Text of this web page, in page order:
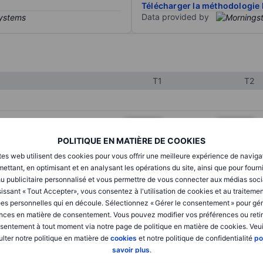
POLITIQUE EN MATIÈRE DE COOKIES
web utilisent des cookies pour vous offrir une meilleure expérience de
en optimisant et en analysant les opérations du site, ainsi que pour
publicitaire personnalisé et vous permettre de vous connecter aux médias
« Tout Accepter», vous consentez à l'utilisation de cookies et au
personnelles qui en découle. Sélectionnez « Gérer le consentement » pour
en matière de consentement. Vous pouvez modifier vos préférences ou
à tout moment via notre page de politique en matière de cookies.
notre politique en matière de cookies et notre politique de confidentialité
savoir plus.
Télécharger la méthodologie
Data provided by
T1 T2
XXXXXXX XXXXXXX
XXXXXXX
XXXXXXX XXXXXXX
XXXXXXX XXXXXXX
XXXXXXX XXXXXXX